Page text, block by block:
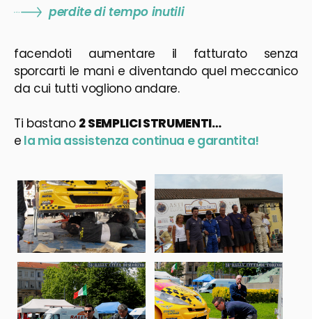
perdite di tempo inutili
facendoti aumentare il fatturato senza
sporcarti le mani e diventando quel meccanico
da cui tutti vogliono andare.
Ti bastano 2 SEMPLICI STRUMENTI…
e la mia assistenza continua e garantita!